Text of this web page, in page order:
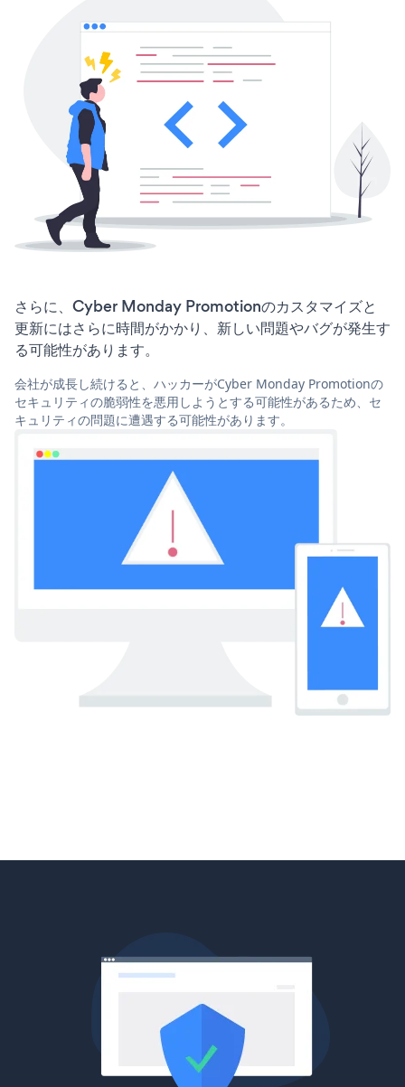
さらに、Cyber Monday Promotionのカスタマイズと
更新にはさらに時間がかかり、新しい問題やバグが発生す
る可能性があります。
会社が成長し続けると、ハッカーがCyber Monday Promotionの
セキュリティの脆弱性を悪用しようとする可能性があるため、セ
キュリティの問題に遭遇する可能性があります。